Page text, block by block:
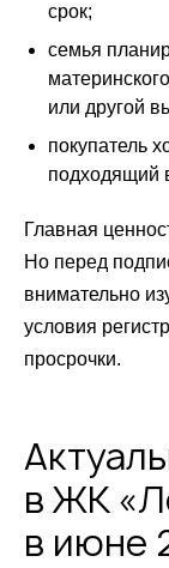
срок;
семья
или другой
покупатель
подходящий
Главная
Но перед
внимательно
условия
просрочки.
в ЖК
в июне